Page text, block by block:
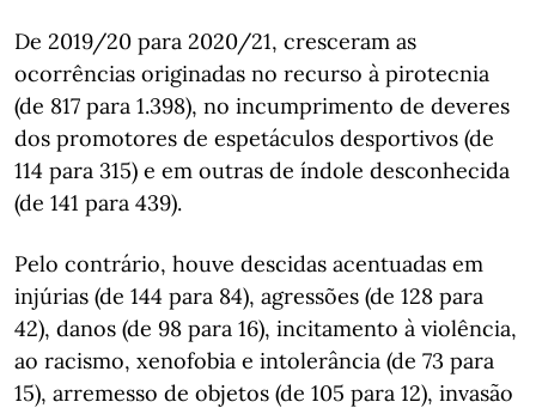
De 2019/20 para 2020/21, cresceram as
ocorrências originadas no recurso à pirotecnia
(de 817 para 1.398), no incumprimento de deveres
dos promotores de espetáculos desportivos (de
114 para 315) e em outras de índole desconhecida
(de 141 para 439).
Pelo contrário, houve descidas acentuadas em
injúrias (de 144 para 84), agressões (de 128 para
42), danos (de 98 para 16), incitamento à violência,
ao racismo, xenofobia e intolerância (de 73 para
15), arremesso de objetos (de 105 para 12), invasão